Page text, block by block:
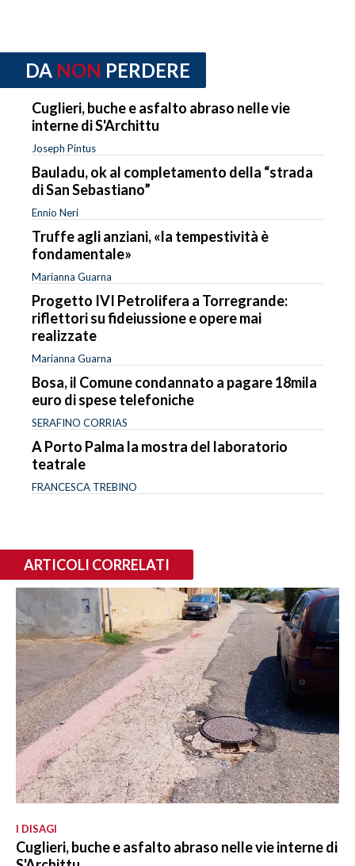
DA NON PERDERE
Cuglieri, buche e asfalto abraso nelle vie
interne di S'Archittu
Joseph Pintus
Bauladu, ok al completamento della “strada
di San Sebastiano”
Ennio Neri
Truffe agli anziani, «la tempestività è
fondamentale»
Marianna Guarna
Progetto IVI Petrolifera a Torregrande:
riflettori su fideiussione e opere mai
realizzate
Marianna Guarna
Bosa, il Comune condannato a pagare 18mila
euro di spese telefoniche
SERAFINO CORRIAS
A Porto Palma la mostra del laboratorio
teatrale
FRANCESCA TREBINO
ARTICOLI CORRELATI
I DISAGI
Cuglieri, buche e asfalto abraso nelle vie interne di